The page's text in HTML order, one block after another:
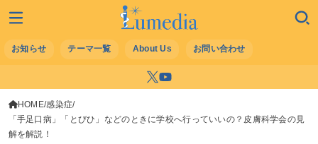
お知らせ テーマ一覧 About Us お問い合わせ
HOME 感染症
「手足口病」「とびひ」などのときに学校へ行っていいの？皮膚科学会の見
解を解説！